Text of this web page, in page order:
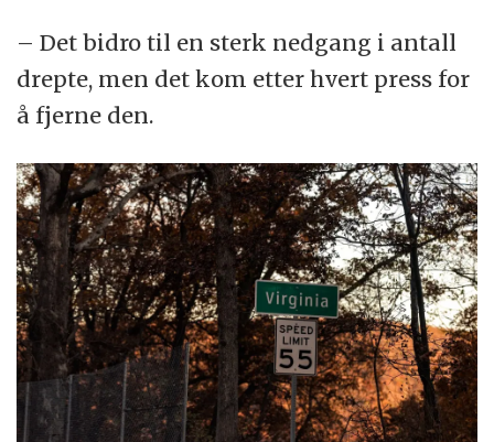
– Det bidro til en sterk nedgang i antall
drepte, men det kom etter hvert press for
å fjerne den.